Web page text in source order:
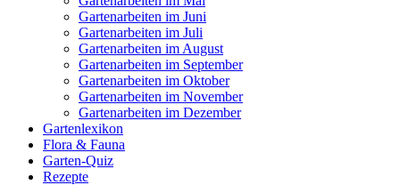
Gartenarbeiten im Juni
Gartenarbeiten im Juli
Gartenarbeiten im August
Gartenarbeiten im September
Gartenarbeiten im Oktober
Gartenarbeiten im November
Gartenarbeiten im Dezember
Gartenlexikon
Flora & Fauna
Garten-Quiz
Rezepte